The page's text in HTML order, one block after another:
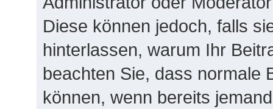
Diese können jedoch, falls
hinterlassen, warum Ihr
beachten Sie, dass normale
können, wenn bereits